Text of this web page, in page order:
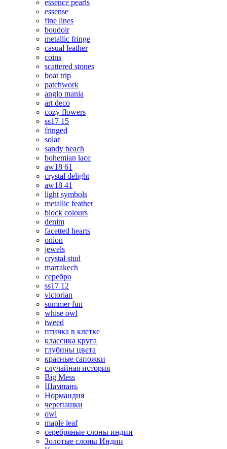
essence pearls
essense
fine lines
boudoir
metallic fringe
casual leather
coins
scattered stones
boat trip
patchwork
anglo mania
art deco
cozy flowers
ss17 15
fringed
solar
sandy beach
bohemian lace
aw18 61
crystal delight
aw18 41
light symbols
metallic feather
block colours
denim
facetted hearts
onion
jewels
crystal stud
marrakech
серебро
ss17 12
victorian
summer fun
whise owl
tweed
птичка в клетке
классика круга
глубины цвета
красные сапожки
случайная история
Big Mess
Шампань
Нормандия
черепашки
owl
maple leaf
серебряные слоны индии
Золотые слоны Индии